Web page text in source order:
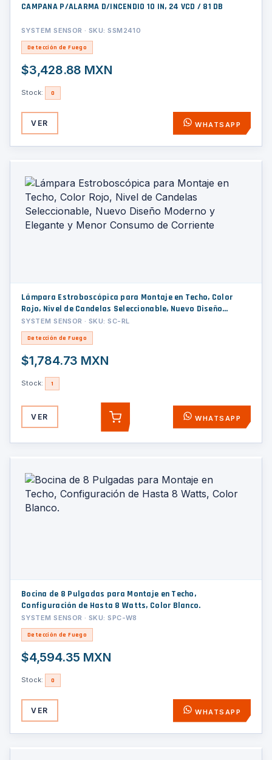
CAMPANA P/ALARMA D/INCENDIO 10 IN, 24 VCD / 81 DB
SYSTEM SENSOR · SKU: SSM2410
Detección de Fuego
$3,428.88 MXN
Stock: 0
VER WHATSAPP
Lámpara Estroboscópica para Montaje en Techo, Color
Rojo, Nivel de Candelas Seleccionable, Nuevo Diseño
Moderno y Elegante y Menor Consumo de Corriente
SYSTEM SENSOR · SKU: SC-RL
Detección de Fuego
$1,784.73 MXN
Stock: 1
VER AGREGAR WHATSAPP
Bocina de 8 Pulgadas para Montaje en Techo,
Configuración de Hasta 8 Watts, Color Blanco.
SYSTEM SENSOR · SKU: SPC-W8
Detección de Fuego
$4,594.35 MXN
Stock: 0
VER WHATSAPP